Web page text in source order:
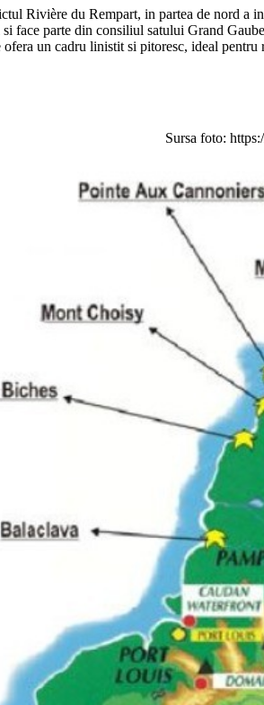
Rivière du Rempart, in partea de nord
face parte din consiliul satului Grand
un cadru linistit si pitoresc, ideal pentru
Sursa foto: